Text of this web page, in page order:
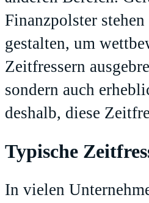
Finanzpolster
gestalten, um
Zeitfressern
sondern auch
deshalb, diese
Typische
In vielen